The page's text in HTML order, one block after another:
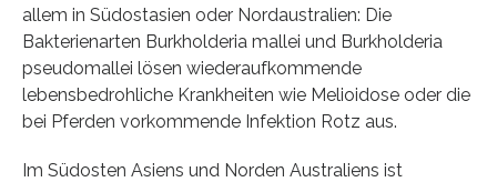
allem in Südostasien oder Nordaustralien: Die
Bakterienarten Burkholderia mallei und Burkholderia
pseudomallei lösen wiederaufkommende
lebensbedrohliche Krankheiten wie Melioidose oder die
bei Pferden vorkommende Infektion Rotz aus.
Im Südosten Asiens und Norden Australiens ist